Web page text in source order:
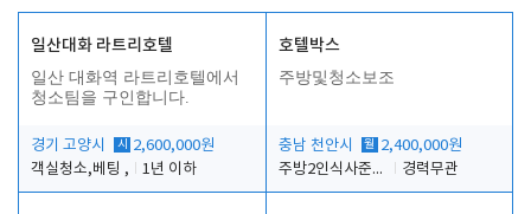
일산대화 라트리호텔
일산 대화역 라트리호텔에서
청소팀을 구인합니다.
경기 고양시 시
2,600,000원
객실청소,베팅 ,
1년 이하
호텔박스
주방및청소보조
충남 천안시 월 2,400,000원
주방2인식사준비및청소린렌보조
경력무관